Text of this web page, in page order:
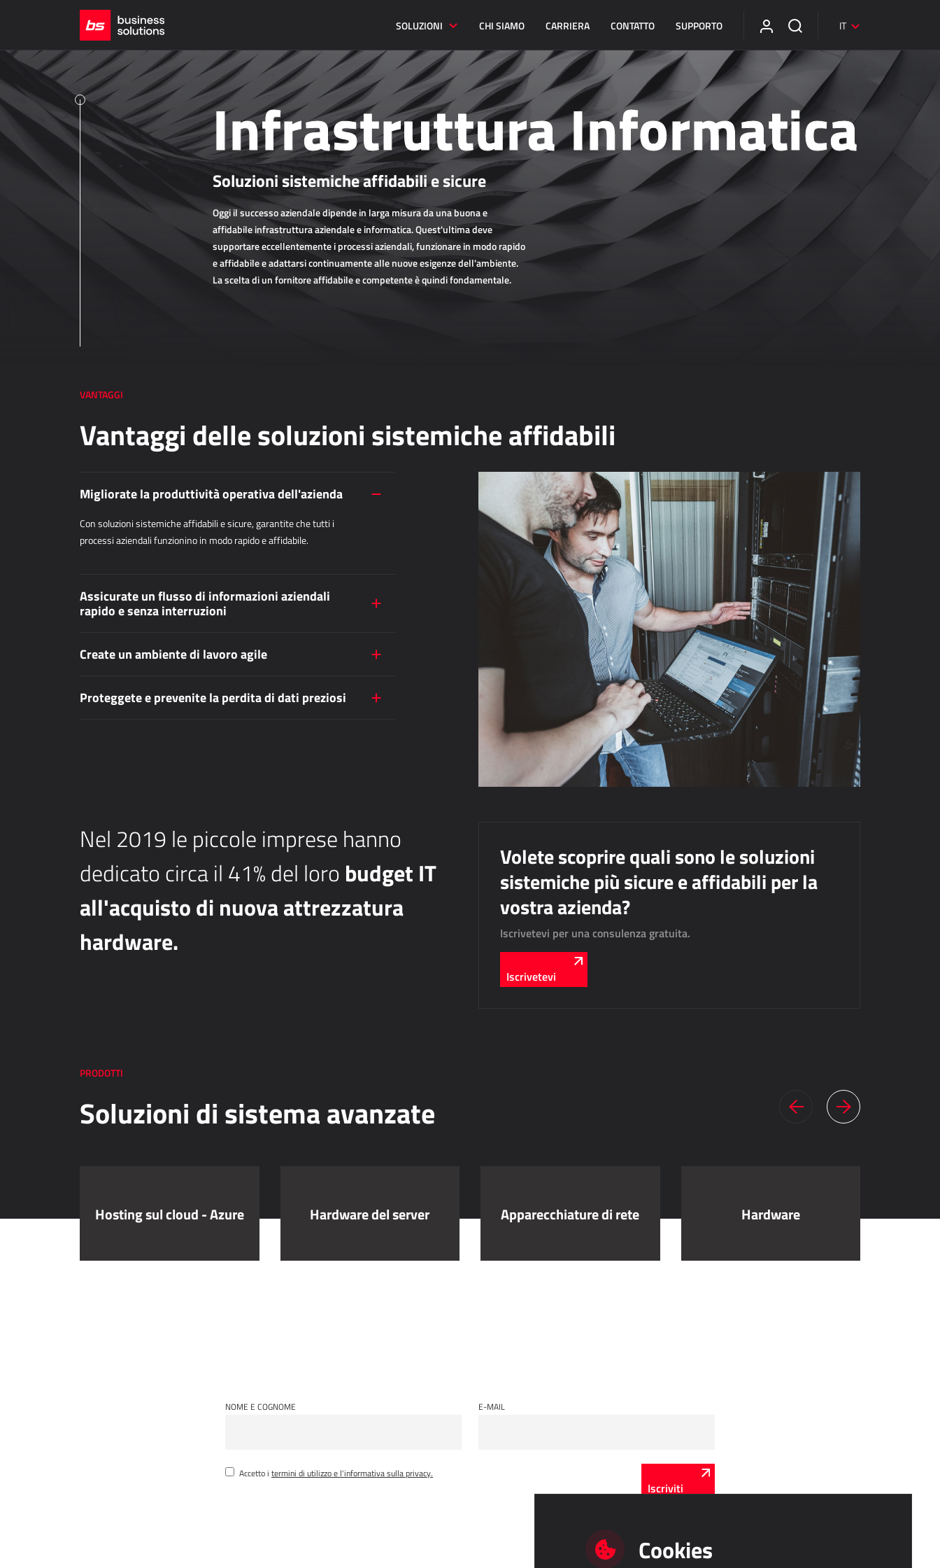
SOLUZIONI CHI SIAMO CARRIERA CONTATTO SUPPORTO IT
Infrastruttura Informatica
Soluzioni sistemiche affidabili e sicure
Oggi il successo aziendale dipende in larga misura da una buona e
affidabile infrastruttura aziendale e informatica. Quest'ultima deve
supportare eccellentemente i processi aziendali, funzionare in modo rapido
e affidabile e adattarsi continuamente alle nuove esigenze dell'ambiente.
La scelta di un fornitore affidabile e competente è quindi fondamentale.
VANTAGGI
Vantaggi delle soluzioni sistemiche affidabili
Migliorate la produttività operativa dell'azienda
Con soluzioni sistemiche affidabili e sicure, garantite che tutti i
processi aziendali funzionino in modo rapido e affidabile.
Assicurate un flusso di informazioni aziendali
rapido e senza interruzioni
Create un ambiente di lavoro agile
Proteggete e prevenite la perdita di dati preziosi
Nel 2019 le piccole imprese hanno
dedicato circa il 41% del loro budget IT
all'acquisto di nuova attrezzatura
hardware.
Volete scoprire quali sono le soluzioni
sistemiche più sicure e affidabili per la
vostra azienda?
Iscrivetevi per una consulenza gratuita.
Iscrivetevi
PRODOTTI
Soluzioni di sistema avanzate
Hosting sul cloud - Azure Hardware del server Apparecchiature di rete Hardware
NOME E COGNOME E-MAIL
Accetto i termini di utilizzo e l'informativa sulla privacy.
Iscriviti
Cookies